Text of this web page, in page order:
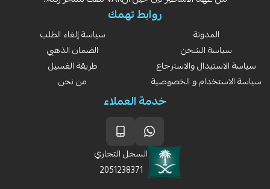
روابط تهمك
المدونة
سياسة الشحن
سياسة الاستبدال والاسترجاع
سياسة الاستخدام و الخصوصية
سياسة إلغاء الطلب
الضمان الذهبي
طريقة الغسيل
من نحن
خدمة العملاء
السجل التجاري
2051238371